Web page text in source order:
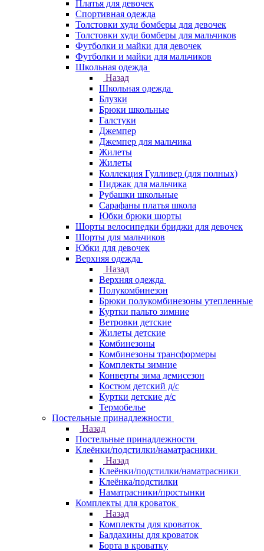
Платья для девочек
Спортивная одежда
Толстовки худи бомберы для девочек
Толстовки худи бомберы для мальчиков
Футболки и майки для девочек
Футболки и майки для мальчиков
Школьная одежда
Назад
Школьная одежда
Блузки
Брюки школьные
Галстуки
Джемпер
Джемпер для мальчика
Жилеты
Жилеты
Коллекция Гулливер (для полных)
Пиджак для мальчика
Рубашки школьные
Сарафаны платья школа
Юбки брюки шорты
Шорты велосипедки бриджи для девочек
Шорты для мальчиков
Юбки для девочек
Верхняя одежда
Назад
Верхняя одежда
Полукомбинезон
Брюки полукомбинезоны утепленные
Куртки пальто зимние
Ветровки детские
Жилеты детские
Комбинезоны
Комбинезоны трансформеры
Комплекты зимние
Конверты зима демисезон
Костюм детский д/с
Куртки детские д/с
Термобелье
Постельные принадлежности
Назад
Постельные принадлежности
Клеёнки/подстилки/наматрасники
Назад
Клеёнки/подстилки/наматрасники
Клеёнка/подстилки
Наматрасники/простынки
Комплекты для кроваток
Назад
Комплекты для кроваток
Балдахины для кроваток
Борта в кроватку